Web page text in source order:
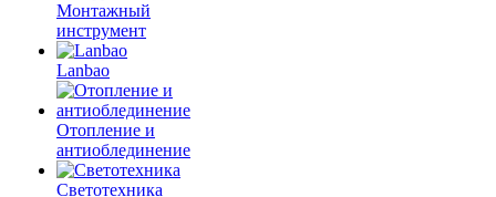
Монтажный
инструмент
Lanbao
Отопление и
антиоблединение
Светотехника